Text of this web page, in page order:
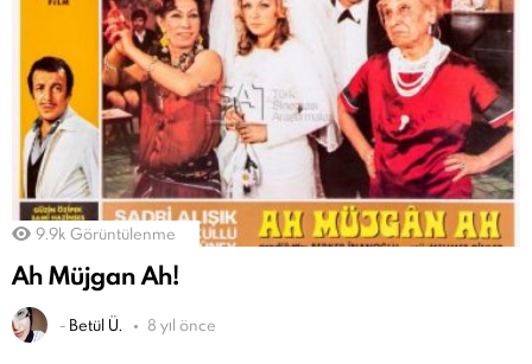
9.9k Görüntülenme
Ah Müjgan Ah!
- Betül Ü. 8 yıl önce